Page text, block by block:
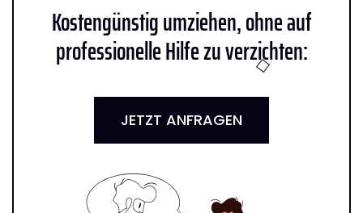
Kostengünstig umziehen, ohne auf
professionelle Hilfe zu verzichten:
JETZT ANFRAGEN